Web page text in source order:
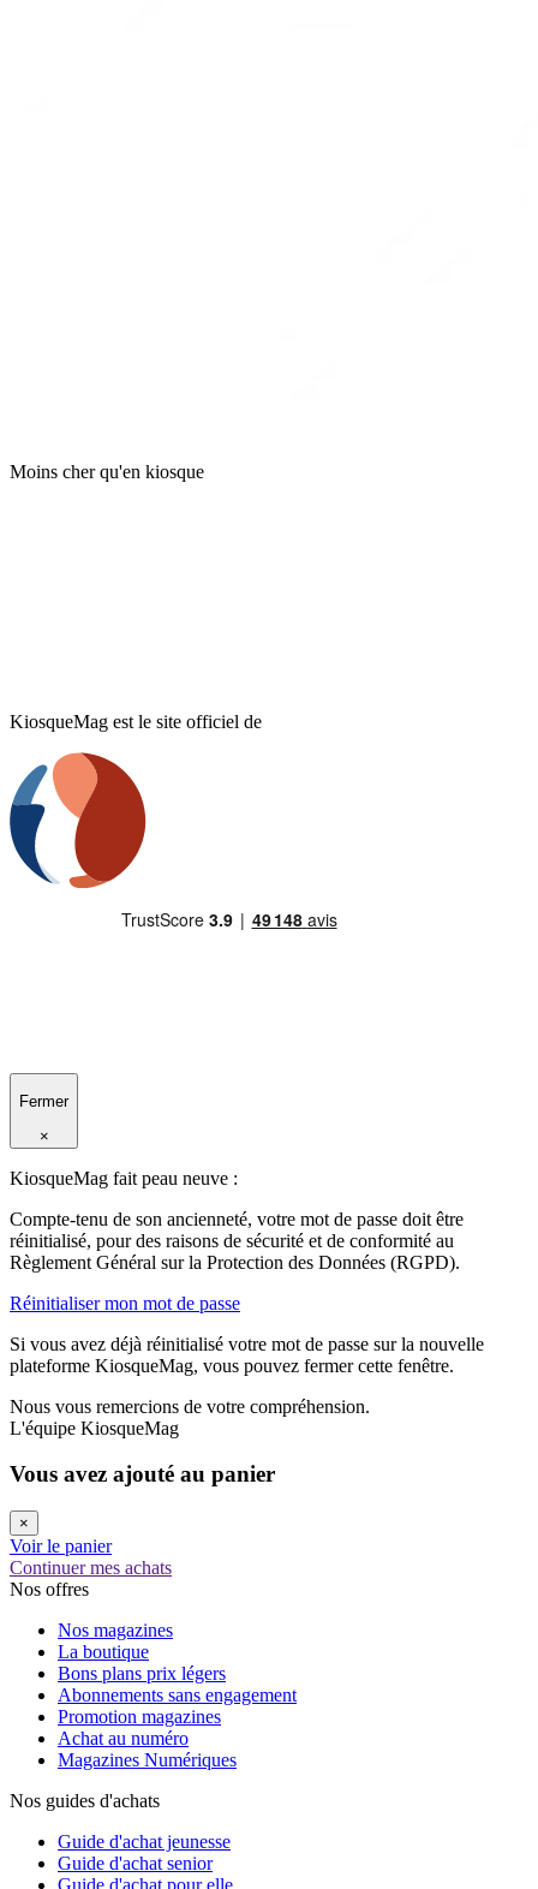
Moins cher qu'en kiosque
KiosqueMag est le site officiel de
Fermer
×
KiosqueMag fait peau neuve :
Compte-tenu de son ancienneté, votre mot de passe doit être
réinitialisé, pour des raisons de sécurité et de conformité au
Règlement Général sur la Protection des Données (RGPD).
Réinitialiser mon mot de passe
Si vous avez déjà réinitialisé votre mot de passe sur la nouvelle
plateforme KiosqueMag, vous pouvez fermer cette fenêtre.
Nous vous remercions de votre compréhension.
L'équipe KiosqueMag
Vous avez ajouté au panier
×
Voir le panier
Continuer mes achats
Nos offres
Nos magazines
La boutique
Bons plans prix légers
Abonnements sans engagement
Promotion magazines
Achat au numéro
Magazines Numériques
Nos guides d'achats
Guide d'achat jeunesse
Guide d'achat senior